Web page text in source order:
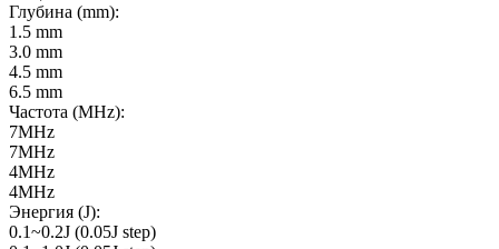
Глубина (mm):
1.5 mm
3.0 mm
4.5 mm
6.5 mm
Частота (MHz):
7MHz
7MHz
4MHz
4MHz
Энергия (J):
0.1~0.2J (0.05J step)